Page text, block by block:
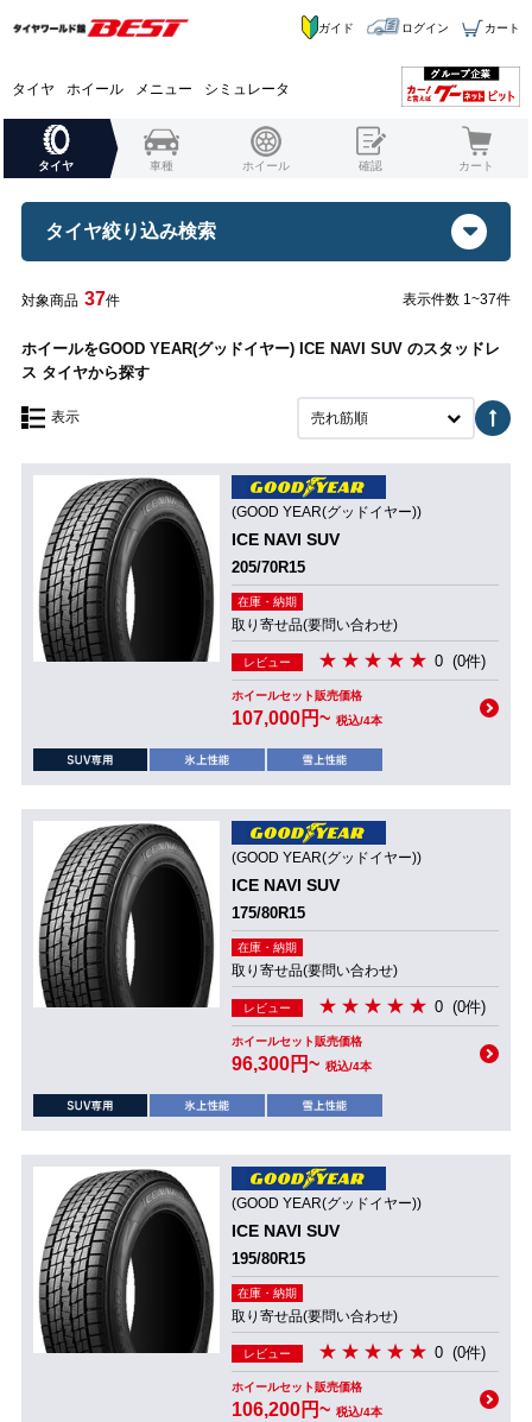
タイヤ ホイール メニュー シミュレータ
ガイド ログイン カート
タイヤ 車種 ホイール 確認 カート
タイヤ絞り込み検索
対象商品 37件 表示件数 1~37件
ホイールをGOOD YEAR(グッドイヤー) ICE NAVI SUV のスタッドレ
ス タイヤから探す
表示 売れ筋順
(GOOD YEAR(グッドイヤー))
ICE NAVI SUV
205/70R15
在庫・納期
取り寄せ品(要問い合わせ)
レビュー 0 (0件)
ホイールセット販売価格
107,000円~ 税込/4本
(GOOD YEAR(グッドイヤー))
ICE NAVI SUV
175/80R15
在庫・納期
取り寄せ品(要問い合わせ)
レビュー 0 (0件)
ホイールセット販売価格
96,300円~ 税込/4本
(GOOD YEAR(グッドイヤー))
ICE NAVI SUV
195/80R15
在庫・納期
取り寄せ品(要問い合わせ)
レビュー 0 (0件)
ホイールセット販売価格
106,200円~ 税込/4本